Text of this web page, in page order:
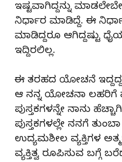
ಇಷ್ಟವಾಗಿದ್ದನ್ನು
ನಿರ್ಧಾರ ಮಾಡಿದ್ದೆ. ಈ
ಮಾಡಿದ್ದರೂ ಆಗಿದ್ದಷ್ಟು
ಇದ್ದಿರಲಿಲ್ಲ.
ಈ ತರಹದ ಯೋಚನೆ
ಆ ನನ್ನ ಯೋಚನಾ ಲಹರಿಗೆ
ಪುಸ್ತಕಗಳನ್ನೇ ನಾನು
ಪುಸ್ತಕಗಳಲ್ಲೇ ನನಗೆ ತುಂಬಾ
ಉದ್ಯಮಶೀಲ ವ್ಯಕ್ತಿಗಳ
ವ್ಯಕ್ತಿತ್ವ ರೂಪಿಸುವ ಬಗ್ಗೆ